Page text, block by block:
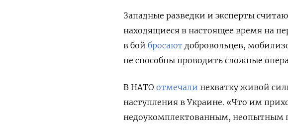
Западные разведки и эксперты
находящиеся в настоящее время на
в бой бросают добровольцев,
не способны проводить сложные
В НАТО отмечали нехватку живой
наступления в Украине. «Что им
недоукомплектованным, неопытным